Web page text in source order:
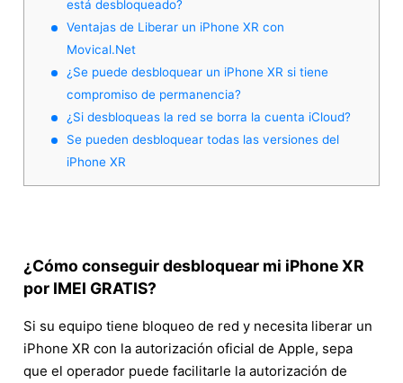
está desbloqueado?
Ventajas de Liberar un iPhone XR con
Movical.Net
¿Se puede desbloquear un iPhone XR si tiene
compromiso de permanencia?
¿Si desbloqueas la red se borra la cuenta iCloud?
Se pueden desbloquear todas las versiones del
iPhone XR
¿Cómo conseguir desbloquear mi iPhone XR
por IMEI GRATIS?
Si su equipo tiene bloqueo de red y necesita liberar un
iPhone XR con la autorización oficial de Apple, sepa
que el operador puede facilitarle la autorización de